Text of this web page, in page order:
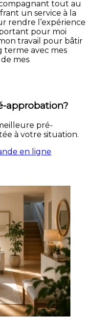
tout au
un service à la
rendre l’expérience
pour moi
travail pour bâtir
terme avec mes
mes
approbation?
pré-
à votre situation.
en ligne